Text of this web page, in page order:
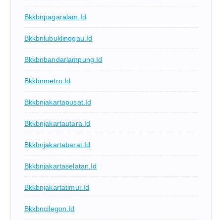
Bkkbnpagaralam.id
Bkkbnlubuklinggau.id
Bkkbnbandarlampung.id
Bkkbnmetro.id
Bkkbnjakartapusat.id
Bkkbnjakartautara.id
Bkkbnjakartabarat.id
Bkkbnjakartaselatan.id
Bkkbnjakartatimur.id
Bkkbncilegon.id